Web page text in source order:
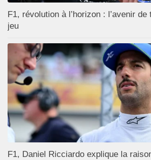
F1, révolution à l’horizon : l’avenir
jeu
F1, Daniel Ricciardo explique la